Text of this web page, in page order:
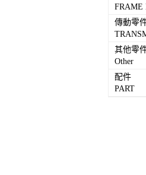
FRAME
傳動零
其他零
Other
配件
PART